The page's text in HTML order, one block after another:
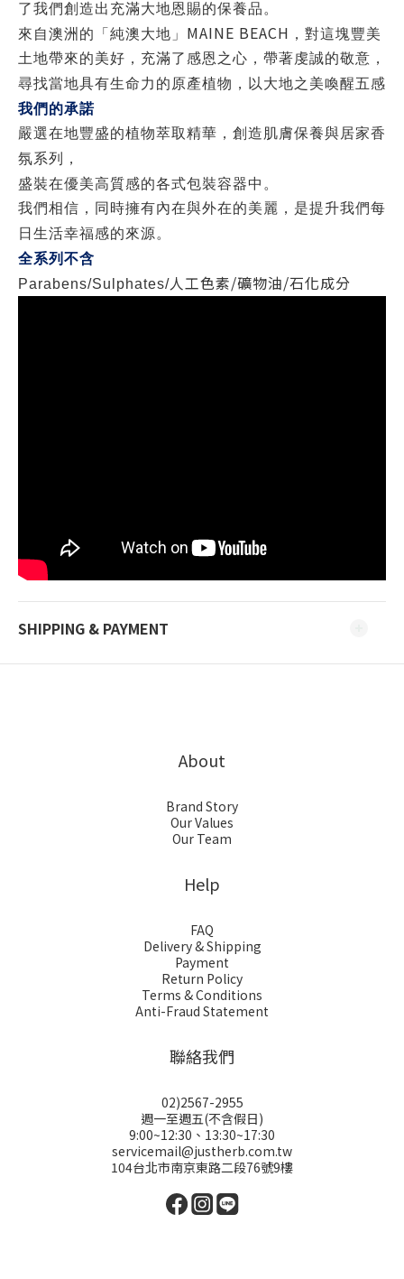
了我們創造出充滿大地恩賜的保養品。
來自澳洲的「純澳大地」 MAINE BEACH ，對這塊豐美
土地帶來的美好，充滿了感恩之心，帶著虔誠的敬意，
尋找當地具有生命力的原產植物，以大地之美喚醒五感
我們的承諾
嚴選在地豐盛的植物萃取精華，創造肌膚保養與居家香
氛系列，
盛裝在優美高質感的各式包裝容器中。
我們相信，同時擁有內在與外在的美麗，是提升我們每
日生活幸福感的來源。
全系列不含
Parabens/Sulphates/人工色素/礦物油/石化成分
SHIPPING & PAYMENT
About
Brand Story
Our Values
Our Team
Help
FAQ
Delivery & Shipping
Payment
Return Policy
Terms & Conditions
Anti-Fraud Statement
聯絡我們
02)2567-2955
週一至週五(不含假日)
9:00~12:30、13:30~17:30
servicemail@justherb.com.tw
104台北市南京東路二段76號9樓